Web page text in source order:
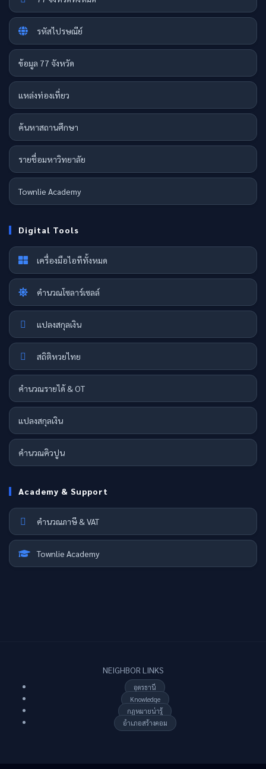
รหัสไปรษณีย์
ข้อมูล 77 จังหวัด
แหล่งท่องเที่ยว
ค้นหาสถานศึกษา
รายชื่อมหาวิทยาลัย
Townlie Academy
Digital Tools
เครื่องมือไอทีทั้งหมด
คำนวณโซลาร์เซลล์
แปลงสกุลเงิน
สถิติหวยไทย
คำนวณรายได้ & OT
แปลงสกุลเงิน
คำนวณคิวปูน
Academy & Support
คำนวณภาษี & VAT
Townlie Academy
NEIGHBOR LINKS
อุดรธานี
Knowledge
กฏหมายน่ารู้
อำเภอสร้างคอม